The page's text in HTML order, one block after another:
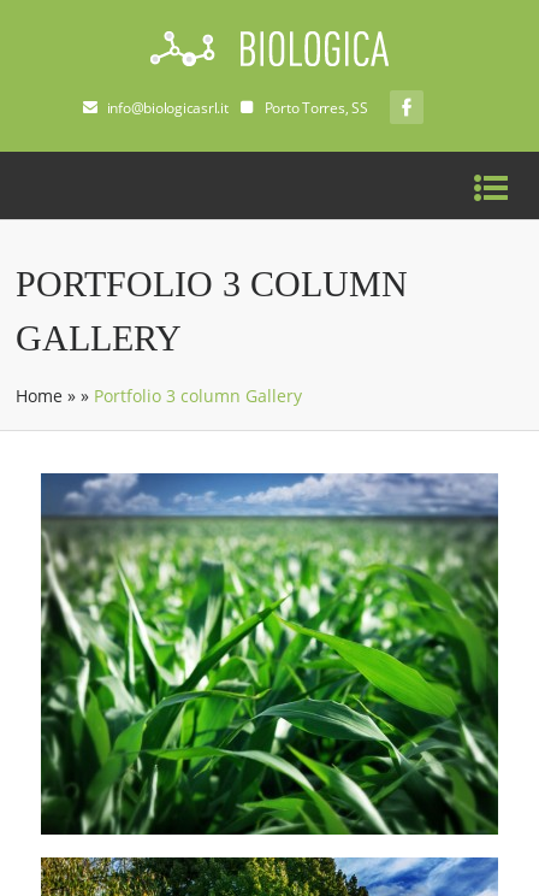
info@biologicasrl.it Porto Torres, SS
PORTFOLIO 3 COLUMN
GALLERY
Home »» Portfolio 3 column Gallery